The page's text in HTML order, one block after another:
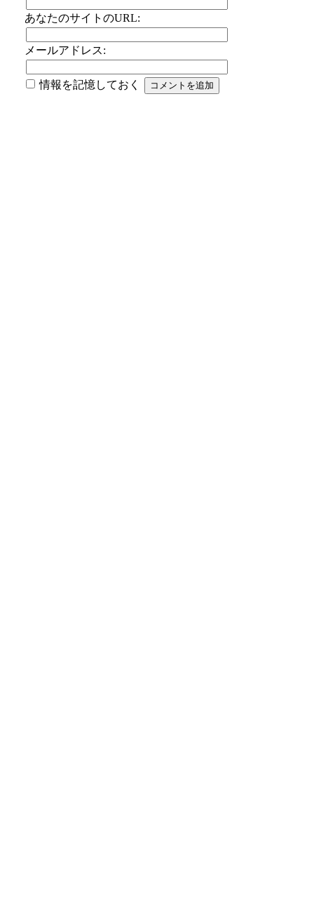
あなたのサイトのURL:
メールアドレス:
情報を記憶しておく